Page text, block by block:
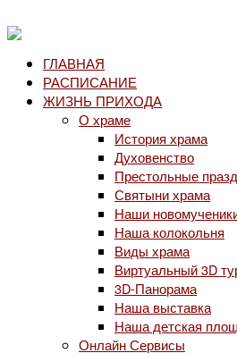
ГЛАВНАЯ
РАСПИСАНИЕ
ЖИЗНЬ ПРИХОДА
О храме
История храма
Духовенство
Престольные
Святыни храма
Наши
Наша колокольня
Виды храма
Виртуальный 3D
3D-Панорама
Наша выставка
Наша детская
Онлайн Сервисы